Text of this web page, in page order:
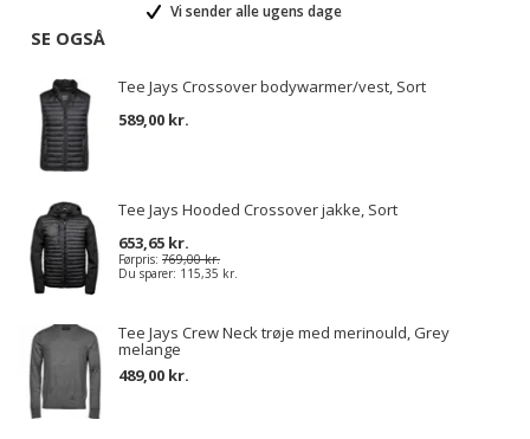
Vi sender alle ugens dage
SE OGSÅ
Tee Jays Crossover bodywarmer/vest, Sort
589,00 kr.
Tee Jays Hooded Crossover jakke, Sort
653,65 kr.
Førpris: 769,00 kr.
Du sparer: 115,35 kr.
Tee Jays Crew Neck trøje med merinould, Grey
melange
489,00 kr.